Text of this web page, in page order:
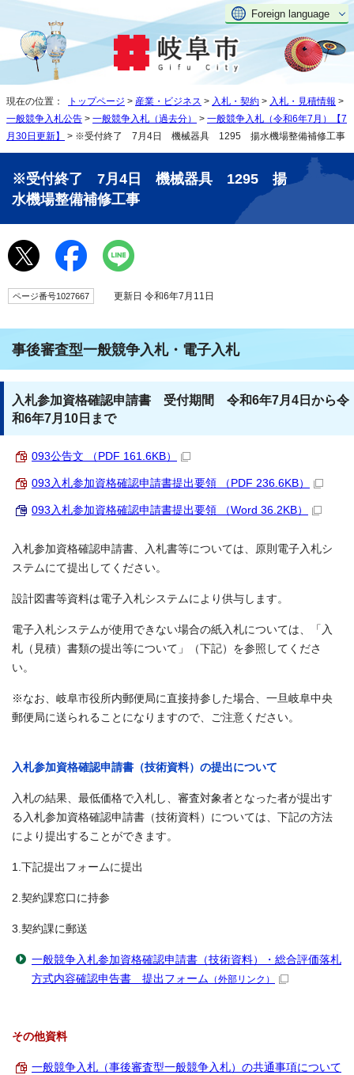
Foreign language
現在の位置： トップページ > 産業・ビジネス > 入札・契約 > 入札・見積情報 >
一般競争入札公告 > 一般競争入札（過去分） > 一般競争入札（令和6年7月）【7
月30日更新】
> ※受付終了 7月4日 機械器具 1295 揚水機場整備補修工事
※受付終了 7月4日 機械器具 1295 揚
水機場整備補修工事
ページ番号1027667 更新日 令和6年7月11日
事後審査型一般競争入札・電子入札
入札参加資格確認申請書 受付期間 令和6年7月4日から令
和6年7月10日まで
093公告文 （PDF 161.6KB）
093入札参加資格確認申請書提出要領 （PDF 236.6KB）
093入札参加資格確認申請書提出要領 （Word 36.2KB）
入札参加資格確認申請書、入札書等については、原則電子入札シ
ステムにて提出してください。
設計図書等資料は電子入札システムにより供与します。
電子入札システムが使用できない場合の紙入札については、「入
札（見積）書類の提出等について」（下記）を参照してくださ
い。
※なお、岐阜市役所内郵便局に直接持参した場合、一旦岐阜中央
郵便局に送られることになりますので、ご注意ください。
入札参加資格確認申請書（技術資料）の提出について
入札の結果、最低価格で入札し、審査対象者となった者が提出す
る入札参加資格確認申請書（技術資料）については、下記の方法
により提出することができます。
1.下記提出フォームに提出
2.契約課窓口に持参
3.契約課に郵送
一般競争入札参加資格確認申請書（技術資料）・総合評価落札
方式内容確認申告書 提出フォーム （外部リンク）
その他資料
一般競争入札（事後審査型一般競争入札）の共通事項について